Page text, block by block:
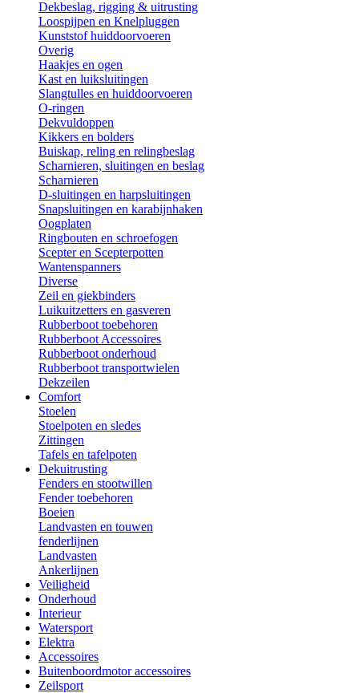
Dekbeslag, rigging & uitrusting
Loospijpen en Knelpluggen
Kunststof huiddoorvoeren
Overig
Haakjes en ogen
Kast en luiksluitingen
Slangtulles en huiddoorvoeren
O-ringen
Dekvuldoppen
Kikkers en bolders
Buiskap, reling en relingbeslag
Scharnieren, sluitingen en beslag
Scharnieren
D-sluitingen en harpsluitingen
Snapsluitingen en karabijnhaken
Oogplaten
Ringbouten en schroefogen
Scepter en Scepterpotten
Wantenspanners
Diverse
Zeil en giekbinders
Luikuitzetters en gasveren
Rubberboot toebehoren
Rubberboot Accessoires
Rubberboot onderhoud
Rubberboot transportwielen
Dekzeilen
Comfort
Stoelen
Stoelpoten en sledes
Zittingen
Tafels en tafelpoten
Dekuitrusting
Fenders en stootwillen
Fender toebehoren
Boeien
Landvasten en touwen
fenderlijnen
Landvasten
Ankerlijnen
Veiligheid
Onderhoud
Interieur
Watersport
Elektra
Accessoires
Buitenboordmotor accessoires
Zeilsport